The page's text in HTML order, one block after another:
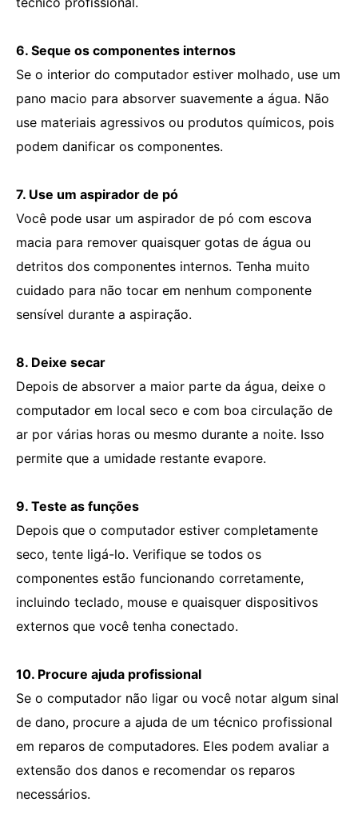
6. Seque os componentes internos
Se o interior do computador estiver molhado, use um
pano macio para absorver suavemente a água. Não
use materiais agressivos ou produtos químicos, pois
podem danificar os componentes.
7. Use um aspirador de pó
Você pode usar um aspirador de pó com escova
macia para remover quaisquer gotas de água ou
detritos dos componentes internos. Tenha muito
cuidado para não tocar em nenhum componente
sensível durante a aspiração.
8. Deixe secar
Depois de absorver a maior parte da água, deixe o
computador em local seco e com boa circulação de
ar por várias horas ou mesmo durante a noite. Isso
permite que a umidade restante evapore.
9. Teste as funções
Depois que o computador estiver completamente
seco, tente ligá-lo. Verifique se todos os
componentes estão funcionando corretamente,
incluindo teclado, mouse e quaisquer dispositivos
externos que você tenha conectado.
10. Procure ajuda profissional
Se o computador não ligar ou você notar algum sinal
de dano, procure a ajuda de um técnico profissional
em reparos de computadores. Eles podem avaliar a
extensão dos danos e recomendar os reparos
necessários.